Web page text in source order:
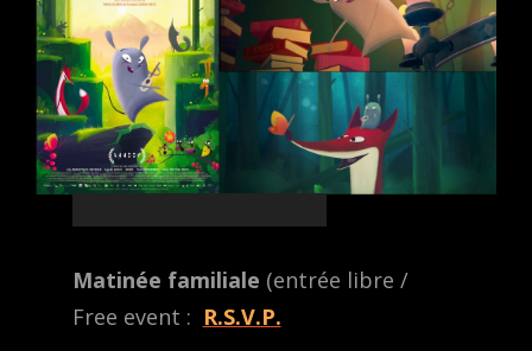
Matinée familiale (entrée libre /
Free event : R.S.V.P.